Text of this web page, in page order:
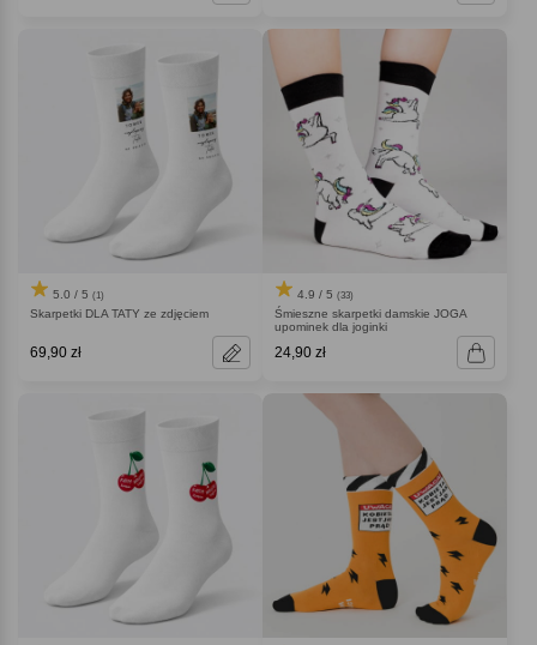
5.0 / 5 (1)
Skarpetki DLA TATY ze zdjęciem
69,90 zł
4.9 / 5 (33)
Śmieszne skarpetki damskie JOGA
upominek dla joginki
24,90 zł